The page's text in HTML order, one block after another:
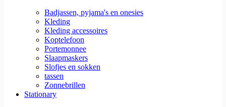
Badjassen, pyjama's en onesies
Kleding
Kleding accessoires
Koptelefoon
Portemonnee
Slaapmaskers
Slofjes en sokken
tassen
Zonnebrillen
Stationary